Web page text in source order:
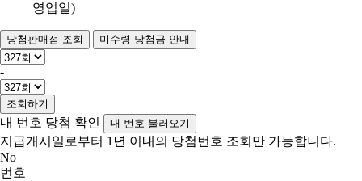
영업일)
당첨판매점 조회 미수령 당첨금 안내
-
조회하기
내 번호 당첨 확인 내 번호 불러오기
지급개시일로부터 1년 이내의 당첨번호 조회만 가능합니다.
No
번호